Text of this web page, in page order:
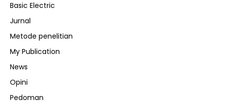
Basic Electric
Jurnal
Metode penelitian
My Publication
News
Opini
Pedoman